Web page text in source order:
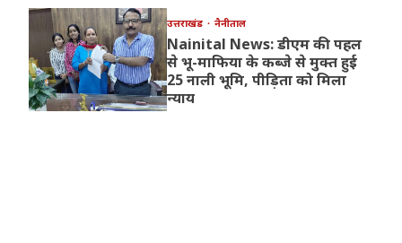
उत्तराखंड नैनीताल
Nainital News: डीएम की पहल
से भू-माफिया के कब्जे से मुक्त हुई
25 नाली भूमि, पीड़िता को मिला
न्याय